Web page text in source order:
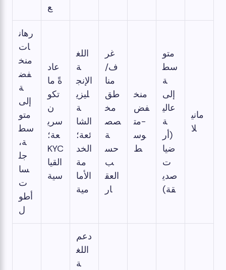
ع
ماني
لا
متو
سط
ة
إلى
عالي
ة
(أر
ضيا
ت
صدي
قة)
منخ
فض
-مت
وس
ط
غر
ف/
منا
طق
مخ
صص
ة
حس
ب
العق
ار
اللغ
ة
الإنج
ليزي
ة
الشا
ئعة؛
الخد
مة
الأما
مية
عاد
ةً ما
تكو
ن
سري
عة؛
KYC
القيا
سية
رهان
ات
منخ
فض
ة
إلى
متو
سط
ة،
جل
سا
ت
أطو
ل
دعم
اللغ
ة